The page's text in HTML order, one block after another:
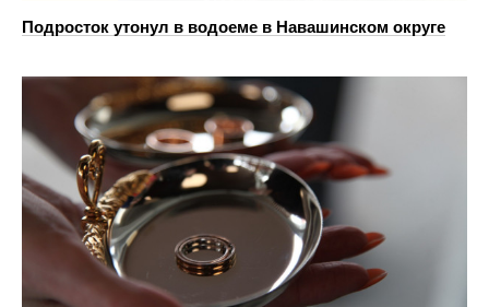
Подросток утонул в водоеме в Навашинском округе